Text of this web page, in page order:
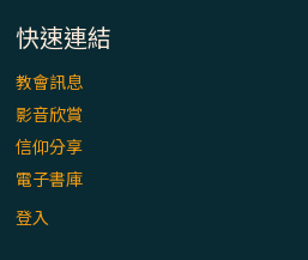
快速連結
教會訊息
影音欣賞
信仰分享
電子書庫
登入